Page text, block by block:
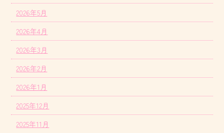
2026年5月
2026年4月
2026年3月
2026年2月
2026年1月
2025年12月
2025年11月